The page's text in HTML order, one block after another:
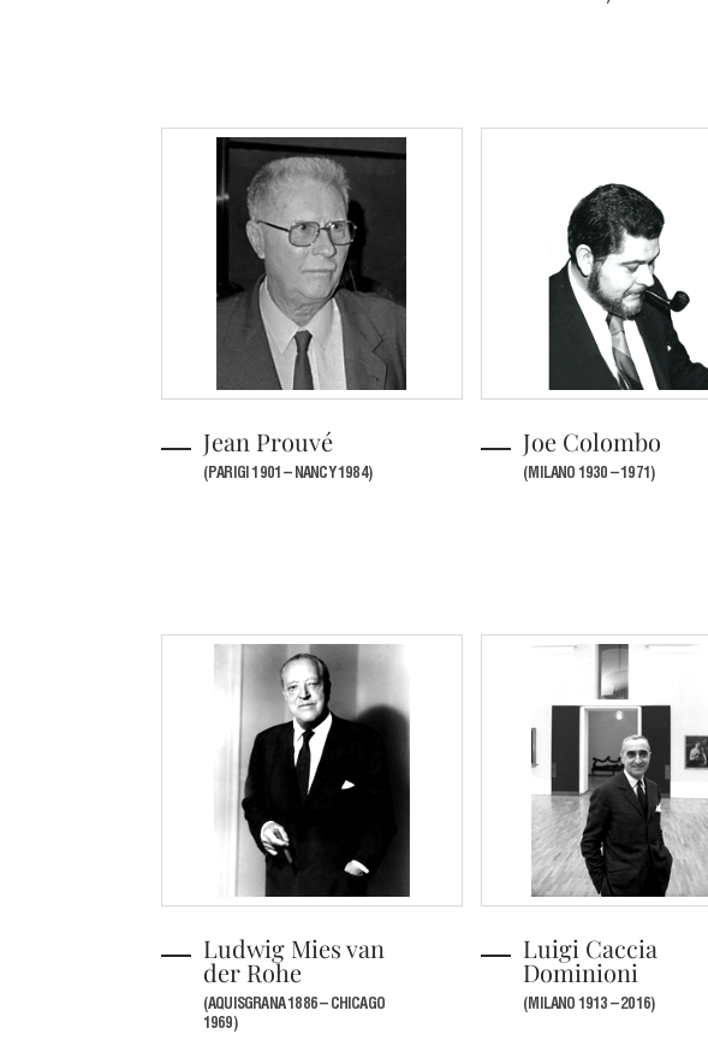
Jean Prouvé
(PARIGI 1901 – NANCY 1984)
Joe Colombo
(MILANO 1930 – 1971)
Ludwig Mies van
der Rohe
(AQUISGRANA 1886 – CHICAGO
1969)
Luigi Caccia
Dominioni
(MILANO 1913 – 2016)